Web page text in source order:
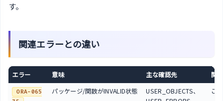
す。
関連エラーとの違い
エラー 意味 主な確認先 関
ORA-065
パッケージ/関数がINVALID状態
USER_OBJECTS、
こ